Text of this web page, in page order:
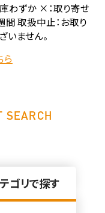
わずか ×：取り寄せ
取扱中止：お取り
いません。
ら
SEARCH
ゴリで探す